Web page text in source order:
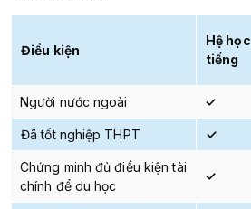
Điều kiện
Hệ học
tiếng
Người nước ngoài ✓
Đã tốt nghiệp THPT ✓
Chứng minh đủ điều kiện tài
chính để du học
✓